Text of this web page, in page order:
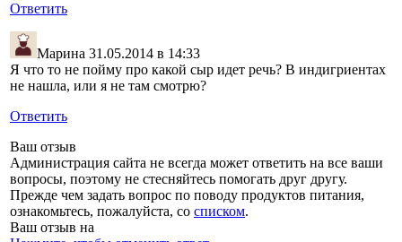
Ответить
Марина 31.05.2014 в 14:33
Я что то не пойму про какой сыр идет речь? В индигриентах
не нашла, или я не там смотрю?
Ответить
Ваш отзыв
Администрация сайта не всегда может ответить на все ваши
вопросы, поэтому не стесняйтесь помогать друг другу.
Прежде чем задать вопрос по поводу продуктов питания,
ознакомьтесь, пожалуйста, со списком.
Ваш отзыв на